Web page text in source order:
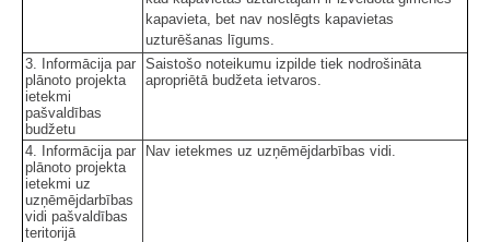
kapavieta, bet nav noslēgts kapavietas
uzturēšanas līgums.
3. Informācija par
plānoto projekta
ietekmi
pašvaldības
budžetu
Saistošo noteikumu izpilde tiek nodrošināta
apropriētā budžeta ietvaros.
4. Informācija par
plānoto projekta
ietekmi uz
uzņēmējdarbības
vidi pašvaldības
teritorijā
Nav ietekmes uz uzņēmējdarbības vidi.